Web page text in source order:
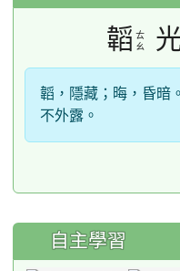
韜 ㄊ
ㄠ
韜，隱藏；晦，昏暗
不外露。
自主學習